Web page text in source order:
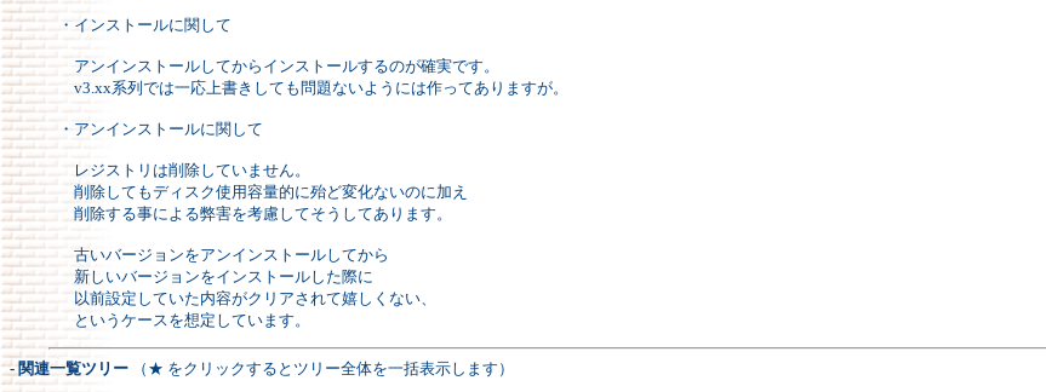
・インストールに関して
アンインストールしてからインストールするのが確実です。
v3.xx系列では一応上書きしても問題ないようには作ってありますが。
・アンインストールに関して
レジストリは削除していません。
削除してもディスク使用容量的に殆ど変化ないのに加え
削除する事による弊害を考慮してそうしてあります。
古いバージョンをアンインストールしてから
新しいバージョンをインストールした際に
以前設定していた内容がクリアされて嬉しくない、
というケースを想定しています。
- 関連一覧ツリー （★ をクリックするとツリー全体を一括表示します）